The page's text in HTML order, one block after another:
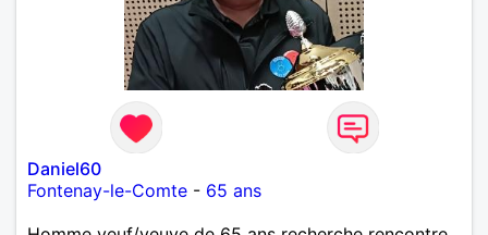
Daniel60
Fontenay-le-Comte - 65 ans